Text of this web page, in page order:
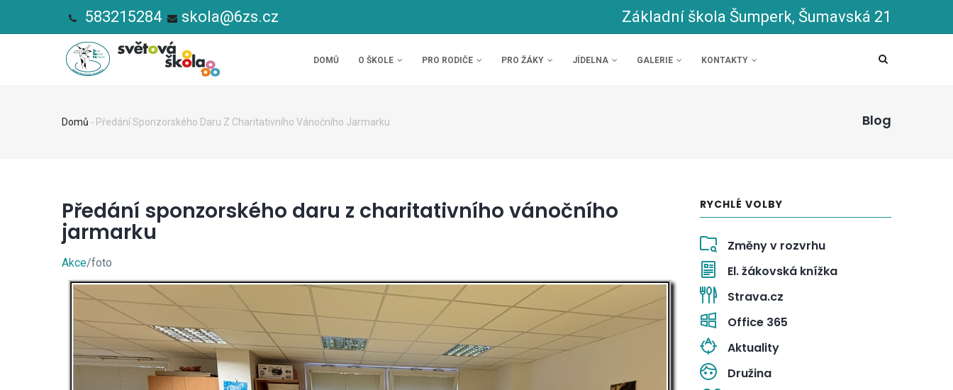
583215284 skola@6zs.cz Základní škola Šumperk, Šumavská 21
NAVIGACE
DOMŮ O ŠKOLE PRO RODIČE PRO ŽÁKY JÍDELNA GALERIE KONTAKTY
Blog
Drobečková
Domů - Předání Sponzorského Daru Z Charitativního Vánočního Jarmarku
Předání sponzorského daru z charitativního vánočního
jarmarku
Akce/foto
RYCHLÉ VOLBY
Změny v rozvrhu
El. žákovská knížka
Strava.cz
Office 365
Aktuality
Družina